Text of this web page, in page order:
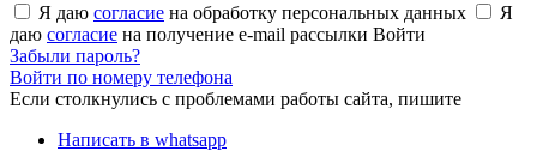
Я даю согласие на обработку персональных данных
Я
даю согласие на получение e-mail рассылки Войти
Забыли пароль?
Войти по номеру телефона
Если столкнулись с проблемами работы сайта, пишите
Написать в whatsapp